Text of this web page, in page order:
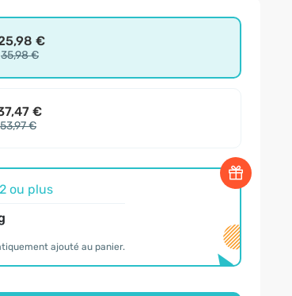
€
35,98 €
€
53,97 €
ou plus
ajouté au panier.